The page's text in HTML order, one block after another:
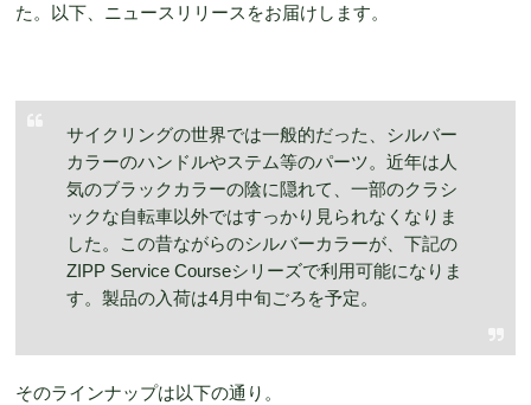
た。以下、ニュースリリースをお届けします。
サイクリングの世界では一般的だった、シルバー
カラーのハンドルやステム等のパーツ。近年は人
気のブラックカラーの陰に隠れて、一部のクラシ
ックな自転車以外ではすっかり見られなくなりま
した。この昔ながらのシルバーカラーが、下記の
ZIPP Service Courseシリーズで利用可能になりま
す。製品の入荷は4月中旬ごろを予定。
そのラインナップは以下の通り。